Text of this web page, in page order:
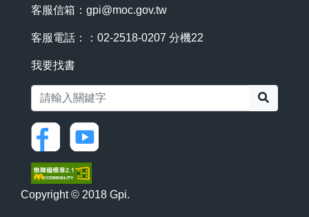
客服信箱： gpi@moc.gov.tw
客服電話：：02-2518-0207 分機22
我要找書
Copyright © 2018 Gpi.